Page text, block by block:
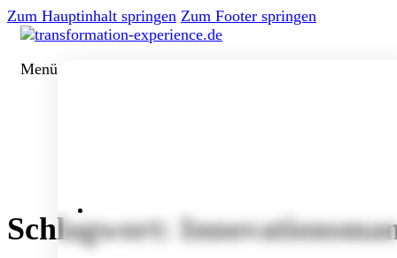
Zum Hauptinhalt springen Zum Footer springen
Menü
Schlagwort: